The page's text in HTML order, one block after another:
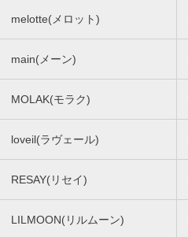
melotte(メロット)
main(メーン)
MOLAK(モラク)
loveil(ラヴェール)
RESAY(リセイ)
LILMOON(リルムーン)